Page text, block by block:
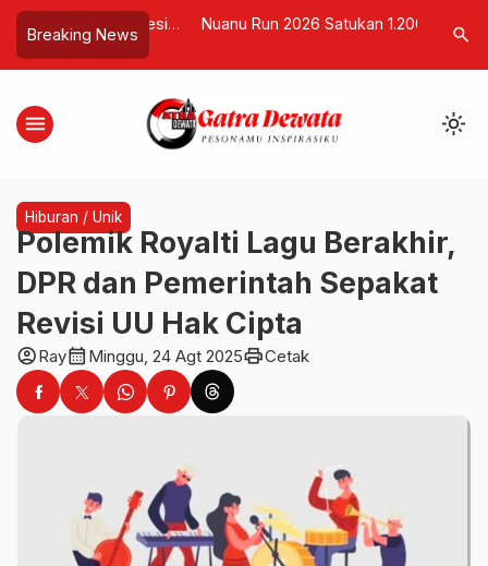
Breaking News
Juta, Profesi
Kian Diminati
Nuanu Run 2026 Satukan 1.200 Pelari
Destinasi Gaya Hidup Aktif
search
menu light_mode
Hiburan / Unik
Polemik Royalti Lagu Berakhir,
DPR dan Pemerintah Sepakat
Revisi UU Hak Cipta
account_circleRaycalendar_month Minggu, 24 Agt 2025printCetak